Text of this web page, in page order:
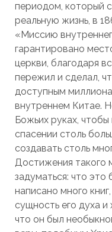
периодом, который
реальную жизнь, в
«Миссию
гарантировано
церкви, благодаря
пережил и сделал,
доступным
внутреннем Китае.
Божьих руках, чтобы
спасении столь
создавать столь
Достижения такого
задуматься: что это
написано много
сущность его духа и
что он был